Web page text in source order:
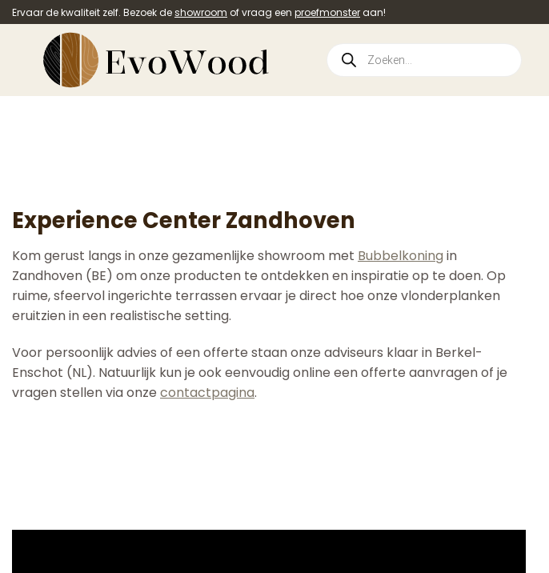
Ga
naar
Ervaar de kwaliteit zelf. Bezoek deshowroom of vraag een proefmonster aan!
Producten
zoeken
Experience Center Zandhoven
Kom gerust langs in onze gezamenlijke showroom met Bubbelkoning in
Zandhoven (BE) om onze producten te ontdekken en inspiratie op te doen. Op
ruime, sfeervol ingerichte terrassen ervaar je direct hoe onze vlonderplanken
eruitzien in een realistische setting.
Voor persoonlijk advies of een offerte staan onze adviseurs klaar in Berkel-
Enschot (NL). Natuurlijk kun je ook eenvoudig online een offerte aanvragen of je
vragen stellen via onze contactpagina.